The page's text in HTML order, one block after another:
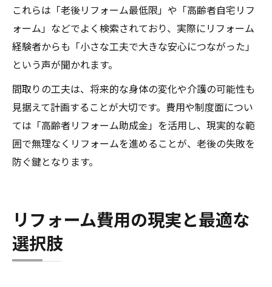
これらは「老後リフォーム最低限」や「高齢者自宅リフ
ォーム」などでよく検索されており、実際にリフォーム
経験者からも「小さな工夫で大きな安心につながった」
という声が聞かれます。
間取りの工夫は、将来的な身体の変化や介護の可能性も
見据えて計画することが大切です。費用や制度面につい
ては「高齢者リフォーム助成金」を活用し、現実的な範
囲で無理なくリフォームを進めることが、老後の失敗を
防ぐ鍵となります。
リフォーム費用の現実と最適な
選択肢